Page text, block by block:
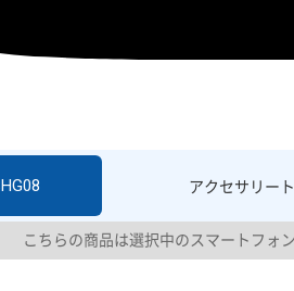
アクセサリー
こちらの商品は選択中のスマートフォ